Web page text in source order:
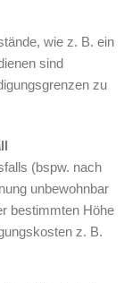
wie z. B. ein
sind
zu
(bspw. nach
unbewohnbar
bestimmten Höhe
z. B.